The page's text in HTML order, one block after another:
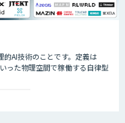
的AI技術のことです。定義は
った物理空間で稼働する自律型